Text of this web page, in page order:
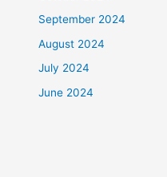
September 2024
August 2024
July 2024
June 2024